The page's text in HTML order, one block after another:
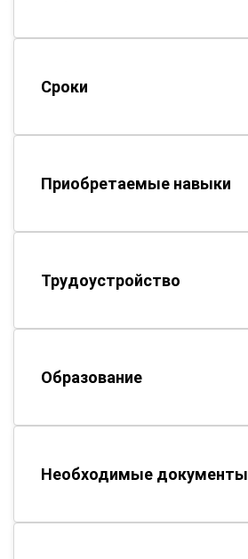
Сроки
Приобретаемые навыки
Трудоустройство
Образование
Необходимые документы